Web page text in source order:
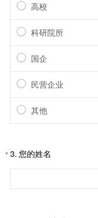
高校
科研院所
国企
民营企业
其他
*3. 您的姓名